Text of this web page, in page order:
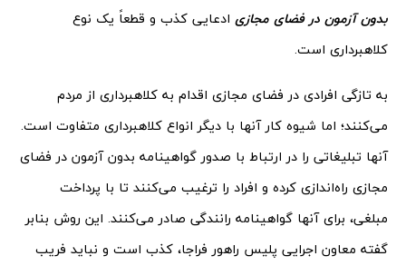
بدون آزمون در فضای مجازی ادعایی کذب و قطعاً یک نوع
کلاهبرداری است.
به تازگی افرادی در فضای مجازی اقدام به کلاهبرداری از مردم
می‌کنند؛ اما شیوه کار آنها با دیگر انواع کلاهبرداری متفاوت است.
آنها تبلیغاتی را در ارتباط با صدور گواهینامه بدون آزمون در فضای
مجازی راه‌اندازی کرده و افراد را ترغیب می‌کنند تا با پرداخت
مبلغی، برای آنها گواهینامه رانندگی صادر می‌کنند. این روش بنابر
گفته معاون اجرایی پلیس راهور فراجا، کذب است و نباید فریب